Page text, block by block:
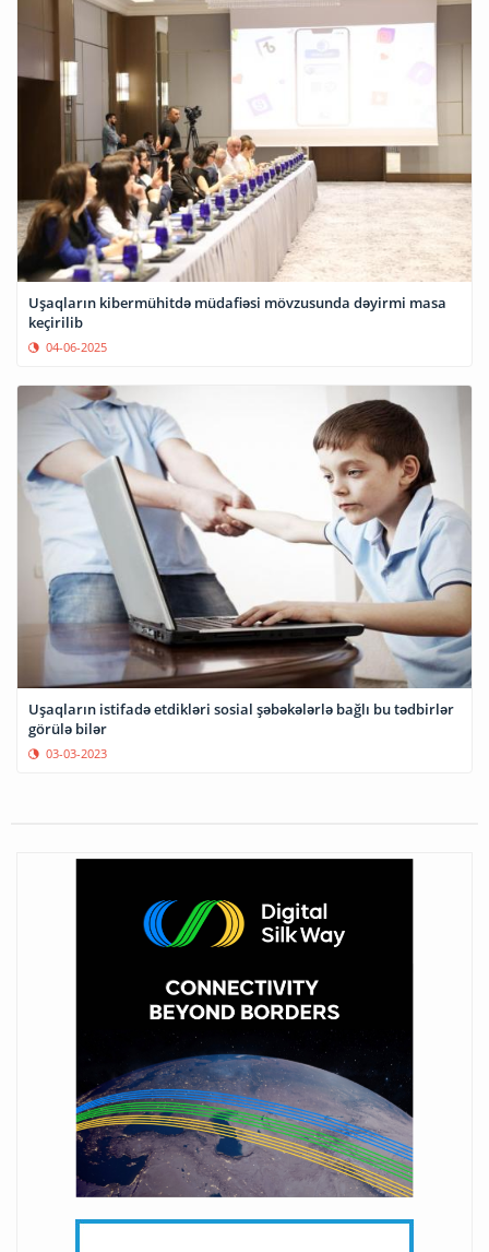
Uşaqların kibermühitdə müdafiəsi mövzusunda dəyirmi masa
keçirilib
04-06-2025
Uşaqların istifadə etdikləri sosial şəbəkələrlə bağlı bu tədbirlər
görülə bilər
03-03-2023